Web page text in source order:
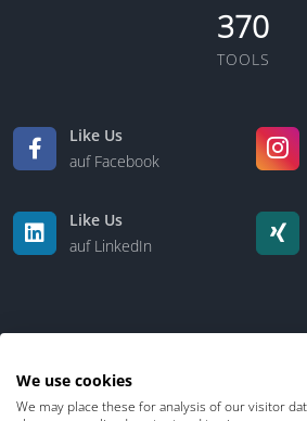
370
TOOLS
Like Us
auf Facebook
Like Us
auf LinkedIn
Kontakt
We use cookies
We may place these for analysis of our visitor